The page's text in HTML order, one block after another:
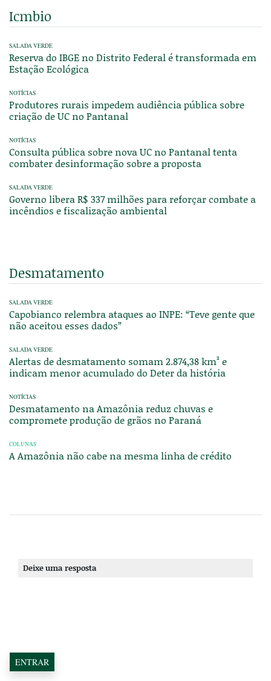
Icmbio
SALADA VERDE
Reserva do IBGE no Distrito Federal é transformada em
Estação Ecológica
NOTÍCIAS
Produtores rurais impedem audiência pública sobre
criação de UC no Pantanal
NOTÍCIAS
Consulta pública sobre nova UC no Pantanal tenta
combater desinformação sobre a proposta
SALADA VERDE
Governo libera R$ 337 milhões para reforçar combate a
incêndios e fiscalização ambiental
Desmatamento
SALADA VERDE
Capobianco relembra ataques ao INPE: “Teve gente que
não aceitou esses dados”
SALADA VERDE
Alertas de desmatamento somam 2.874,38 km² e
indicam menor acumulado do Deter da história
NOTÍCIAS
Desmatamento na Amazônia reduz chuvas e
compromete produção de grãos no Paraná
COLUNAS
A Amazônia não cabe na mesma linha de crédito
Deixe uma resposta
ENTRAR